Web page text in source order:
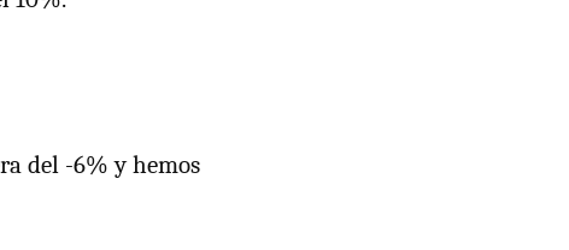
del -6% y hemos